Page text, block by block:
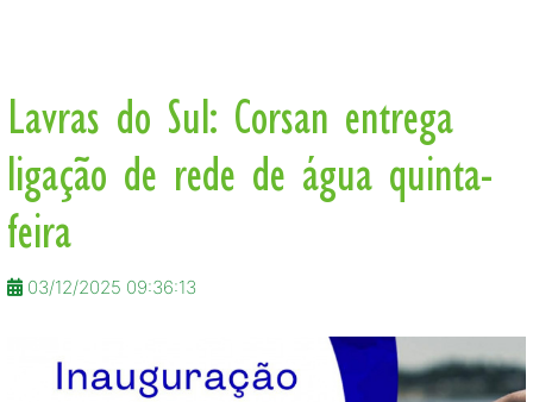
Lavras do Sul: Corsan entrega
ligação de rede de água quinta-
feira
03/12/2025 09:36:13